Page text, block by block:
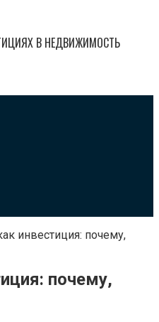
В НЕДВИЖИМОСТЬ
инвестиция: почему,
почему,